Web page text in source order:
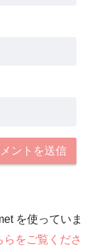
を使っていま
をご覧くださ